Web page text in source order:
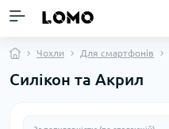
Чохли Для смартфонів
Силікон та Акрил